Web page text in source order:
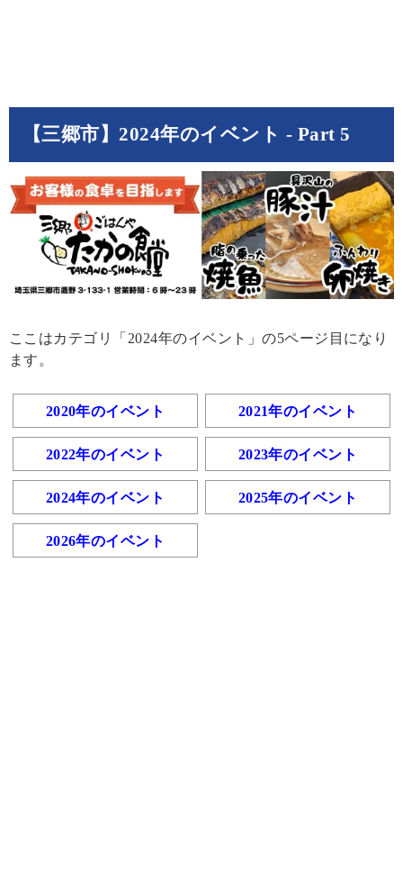
【三郷市】2024年のイベント - Part 5
ここはカテゴリ「2024年のイベント」の5ページ目になり
ます。
2020年のイベント 2021年のイベント
2022年のイベント 2023年のイベント
2024年のイベント 2025年のイベント
2026年のイベント